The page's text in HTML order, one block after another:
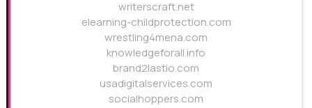
writerscraft.net
elearning-childprotection.com
wrestling4mena.com
knowledgeforall.info
brand2lastio.com
usadigitalservices.com
socialhoppers.com